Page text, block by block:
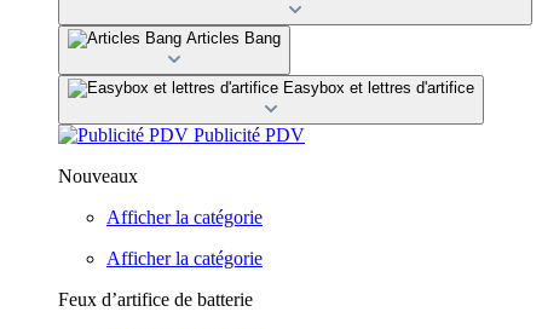
Articles Bang
Easybox et lettres d'artifice
Publicité PDV
Nouveaux
Afficher la catégorie
Afficher la catégorie
Feux d’artifice de batterie